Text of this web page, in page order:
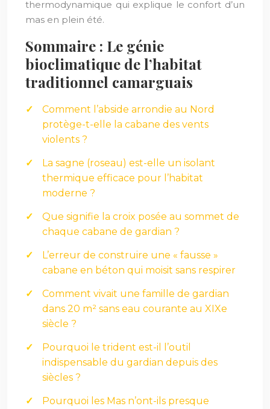
thermodynamique qui explique le confort d’un
mas en plein été.
Sommaire : Le génie
bioclimatique de l’habitat
traditionnel camarguais
Comment l’abside arrondie au Nord
protège-t-elle la cabane des vents
violents ?
La sagne (roseau) est-elle un isolant
thermique efficace pour l’habitat
moderne ?
Que signifie la croix posée au sommet de
chaque cabane de gardian ?
L’erreur de construire une « fausse »
cabane en béton qui moisit sans respirer
Comment vivait une famille de gardian
dans 20 m² sans eau courante au XIXe
siècle ?
Pourquoi le trident est-il l’outil
indispensable du gardian depuis des
siècles ?
Pourquoi les Mas n’ont-ils presque